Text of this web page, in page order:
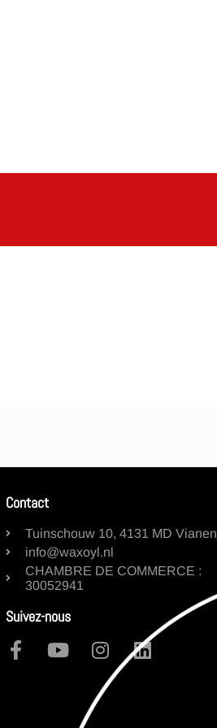
Contact
Tuinschouw 10, 4131 MD Vianen
info@waxoyl.nl
CHAMBRE DE COMMERCE :
30052941
Suivez-nous